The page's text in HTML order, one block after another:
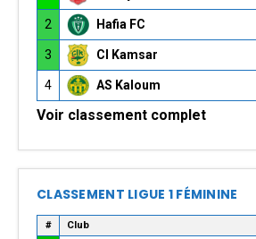
2 Hafia FC
3 CI Kamsar
4 AS Kaloum
Voir classement complet
CLASSEMENT LIGUE 1 FÉMININE
# Club